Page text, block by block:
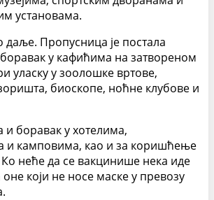
установама.
даље. Пропусница је постала
у кафићима на затвореном
уласку у зоолошке вртове,
биоскопе, ноћне клубове и
и боравак у хотелима,
и камповима, као и за коришћење
Ко неће да се вакцинише нека иде
који не носе маске у превозу